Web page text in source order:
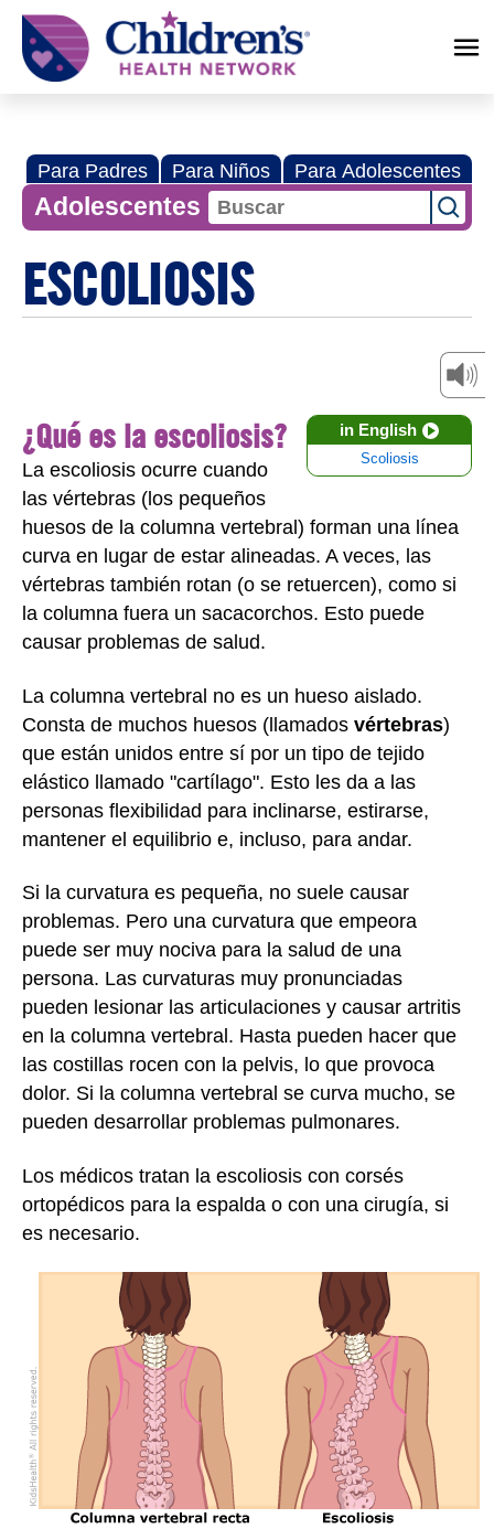
Children's
Health
Network
Para Padres Para Niños Para Adolescentes
Adolescentes
ESCOLIOSIS
in English
Scoliosis
¿Qué es la escoliosis?
La escoliosis ocurre cuando
las vértebras (los pequeños
huesos de la columna vertebral) forman una línea
curva en lugar de estar alineadas. A veces, las
vértebras también rotan (o se retuercen), como si
la columna fuera un sacacorchos. Esto puede
causar problemas de salud.
La columna vertebral no es un hueso aislado.
Consta de muchos huesos (llamados vértebras)
que están unidos entre sí por un tipo de tejido
elástico llamado "cartílago". Esto les da a las
personas flexibilidad para inclinarse, estirarse,
mantener el equilibrio e, incluso, para andar.
Si la curvatura es pequeña, no suele causar
problemas. Pero una curvatura que empeora
puede ser muy nociva para la salud de una
persona. Las curvaturas muy pronunciadas
pueden lesionar las articulaciones y causar artritis
en la columna vertebral. Hasta pueden hacer que
las costillas rocen con la pelvis, lo que provoca
dolor. Si la columna vertebral se curva mucho, se
pueden desarrollar problemas pulmonares.
Los médicos tratan la escoliosis con corsés
ortopédicos para la espalda o con una cirugía, si
es necesario.